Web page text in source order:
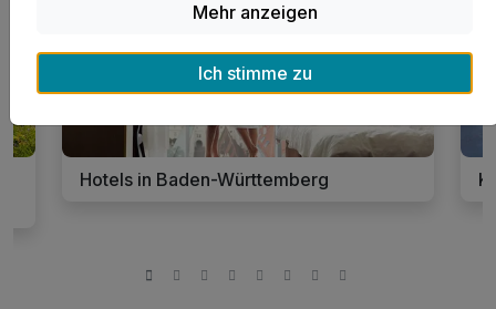
Hotels in Baden-Württemberg
Mehr anzeigen
Ich stimme zu